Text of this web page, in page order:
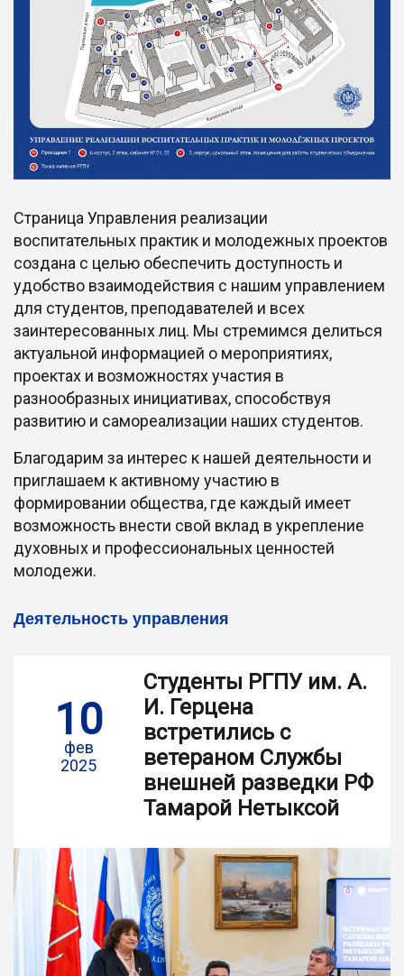
Страница Управления реализации
воспитательных практик и молодежных проектов
создана с целью обеспечить доступность и
удобство взаимодействия с нашим управлением
для студентов, преподавателей и всех
заинтересованных лиц. Мы стремимся делиться
актуальной информацией о мероприятиях,
проектах и возможностях участия в
разнообразных инициативах, способствуя
развитию и самореализации наших студентов.
Благодарим за интерес к нашей деятельности и
приглашаем к активному участию в
формировании общества, где каждый имеет
возможность внести свой вклад в укрепление
духовных и профессиональных ценностей
молодежи.
Деятельность управления
10
фев
2025
Студенты РГПУ им. А.
И. Герцена
встретились с
ветераном Службы
внешней разведки РФ
Тамарой Нетыксой